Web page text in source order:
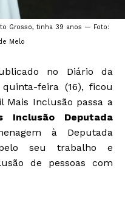
Grosso, tinha 39 anos — Foto:
Melo
no Diário da
feira (16), ficou
Mais Inclusão passa a
Inclusão Deputada
à Deputada
seu trabalho e
de pessoas com